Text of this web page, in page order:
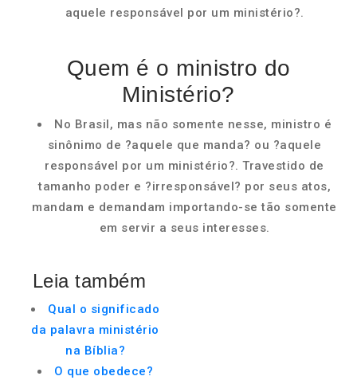
aquele responsável por um ministério?.
Quem é o ministro do
Ministério?
No Brasil, mas não somente nesse, ministro é
sinônimo de ?aquele que manda? ou ?aquele
responsável por um ministério?. Travestido de
tamanho poder e ?irresponsável? por seus atos,
mandam e demandam importando-se tão somente
em servir a seus interesses.
Leia também
Qual o significado
da palavra ministério
na Bíblia?
O que obedece?